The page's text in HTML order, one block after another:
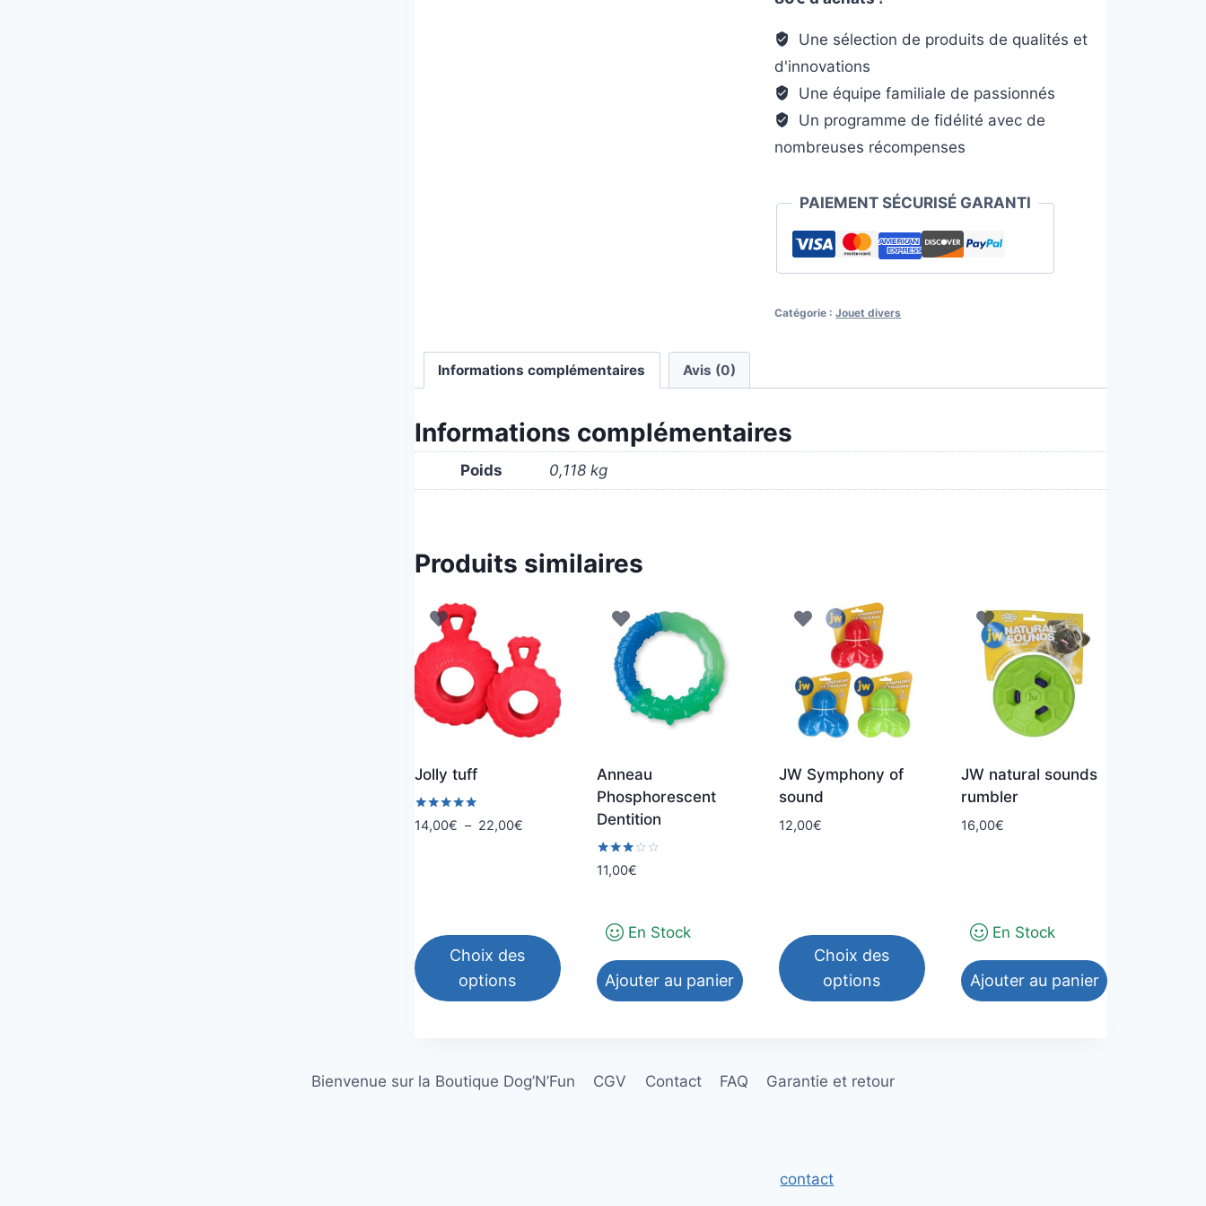
Une sélection de produits de qualités et
d'innovations
Une équipe familiale de passionnés
Un programme de fidélité avec de
nombreuses récompenses
PAIEMENT SÉCURISÉ GARANTI
Catégorie :Jouet divers
Informations complémentaires Avis (0)
Informations complémentaires
Poids 0,118 kg
Produits similaires
Jolly tuff
Note
5.00
14,00€ – 22,00€Plage
Choix des
options
plusieurs
Anneau
Phosphorescent
Dentition
Note
3.00
11,00€
En Stock
Ajouter au panier
JW Symphony of
sound
12,00€
Choix des
options
plusieurs
peuvent
JW natural sounds
rumbler
16,00€
En Stock
Ajouter au panier
Bienvenue sur la Boutique Dog’N’Fun CGV Contact FAQ Garantie et retour
contact